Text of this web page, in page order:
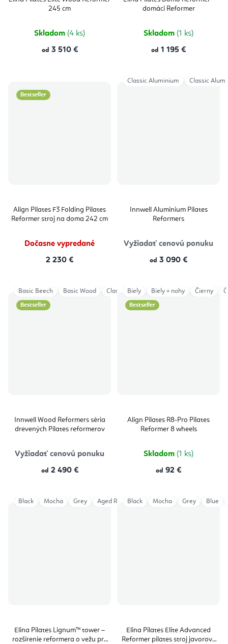
245 cm
je
hviezdičiek.
Skladom (4 ks)
od 3 510 €
domáci Reformer
je
5,0
Skladom (1 ks)
od 1 195 €
Bestseller
Align Pilates F3 Folding Pilates
Reformer stroj na doma 242 cm
Dočasne vypredané
2 230 €
Innwell Aluminium Pilates
Reformers
Vyžiadať cenovú ponuku
od 3 090 €
Classic Aluminium Classic
Bestseller
Innwell Wood Reformers séria
drevených Pilates reformerov
Vyžiadať cenovú ponuku
od 2 490 €
Basic Beech Basic Wood Classical Wood Classical Wood HL
Bestseller
Align Pilates R8-Pro Pilates
Reformer 8 wheels
Skladom (1 ks)
od 92 €
Biely Biely + nohy Čierny
Elina Pilates Lignum™ tower –
rozšírenie reformera o vežu pre
Black Mocha Grey Aged Rose Eucalyptus Iceberg Light
Elina Pilates Elite Advanced
Reformer pilates stroj javorové
Black Mocha Grey Blue